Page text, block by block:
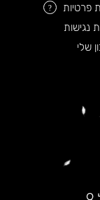
פרטיות
?
נגישות
שלי